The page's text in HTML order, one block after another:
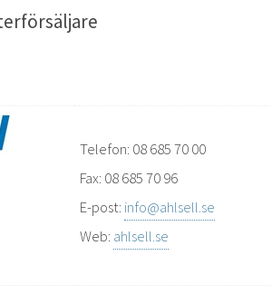
Telefon: 08 685 70 00
Fax: 08 685 70 96
E-post: info@ahlsell.se
Web: ahlsell.se